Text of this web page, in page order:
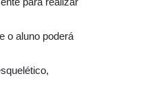
o aluno poderá